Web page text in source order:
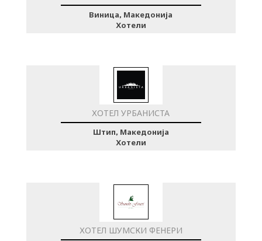
Виница, Македонија
Хотели
ХОТЕЛ УРБАНИСТА
Штип, Македонија
Хотели
ХОТЕЛ ШУМСКИ ФЕНЕРИ